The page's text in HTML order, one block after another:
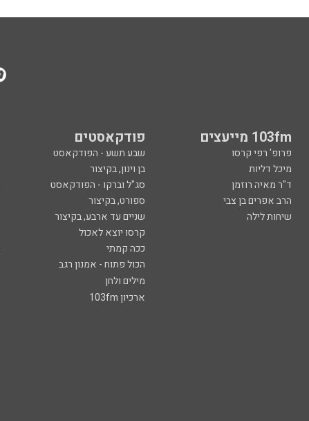
103fm מייעצים פודקאסטים
פרופ' רפי קרסו שבע תשע - הפודקאסט
מיכל דליות בן וינון, בקיצור
ד"ר מאיה רוזמן סג"ל וברקו - הפודקאסט
הרב אפרים בן צבי ספורט, בקיצור
שיחות לילה שניים עד ארבע, בקיצור
קרסו יוצא לאכול
ככה קמתי
הכול פתוח - אמנון רגב
מילים ולחן
ארכיון 103fm